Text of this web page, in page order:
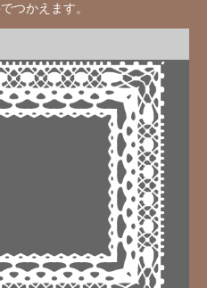
つかえます。